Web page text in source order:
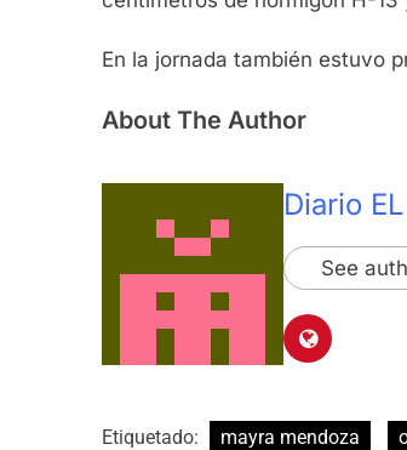
En la jornada también estuvo
About The Author
Diario
See
Etiquetado: mayra mendoza